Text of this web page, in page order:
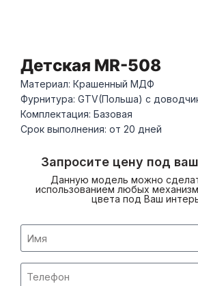
Детская MR-508
Материал: Крашенный МДФ
Фурнитура: GTV(Польша) с
Комплектация: Базовая
Срок выполнения: от 20 дней
Запросите цену под
Данную модель можно
использованием любых
цвета под Ваш